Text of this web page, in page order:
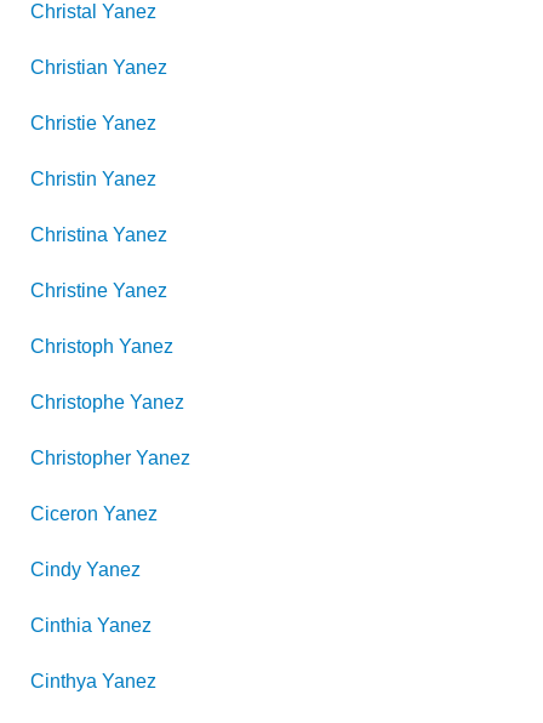
Christal Yanez
Christian Yanez
Christie Yanez
Christin Yanez
Christina Yanez
Christine Yanez
Christoph Yanez
Christophe Yanez
Christopher Yanez
Ciceron Yanez
Cindy Yanez
Cinthia Yanez
Cinthya Yanez